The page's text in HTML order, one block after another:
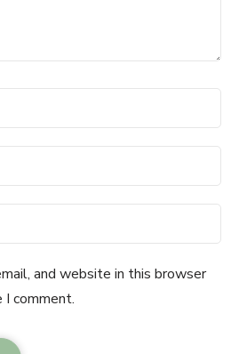
and website in this browser
comment.